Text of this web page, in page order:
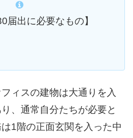
届出に必要なもの】
ィスの建物は大通りを入
、通常自分たちが必要と
1階の正面玄関を入った中